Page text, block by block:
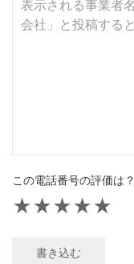
この電話番号の評価は？
★
★
★
★
★
書き込む